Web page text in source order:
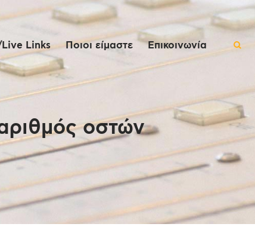
Live Links Ποιοι είμαστε Επικοινωνία
οστών